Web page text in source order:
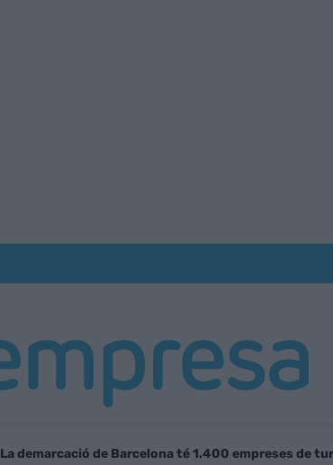
La demarcació de Barcelona té 1.400 empreses de